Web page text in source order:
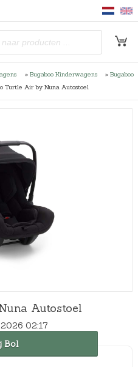
» Bugaboo Kinderwagens » Bugaboo
Turtle Air by Nuna Autostoel
Autostoel
02:17
Bol